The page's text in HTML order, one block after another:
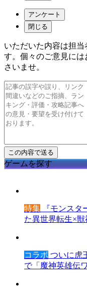
アンケート
閉じる
いただいた内容は担
す。個々のご意見に
さいませ。
ゲームを探す
特集 『モンスタ
た異世界転生×獣
コラボ ついに虎
で「魔神英雄伝